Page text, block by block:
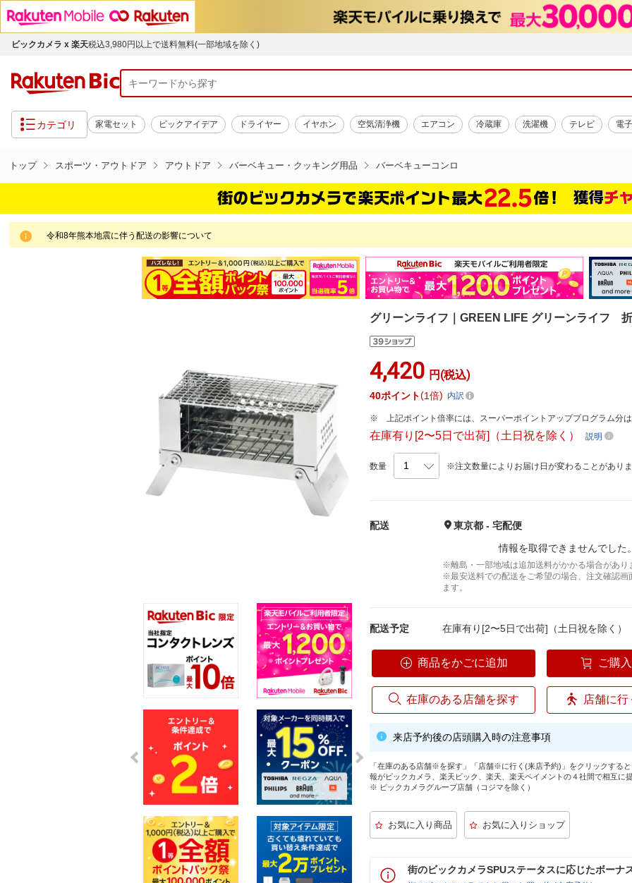
ビックカメラ x 楽天税込3,980円以上で送料無料(一部地域を除く)
カテゴリ 家電セット ビックアイデア ドライヤー イヤホン 空気清浄機 エアコン 冷蔵庫 洗濯機 テレビ 電
トップ スポーツ・アウトドア アウトドア バーベキュー・クッキング用品 バーベキューコンロ
令和8年熊本地震に伴う配送の影響について
グリーンライフ｜GREEN LIFE グリーンライフ
4,420 円(税込)
40ポイント 1倍 内訳
上記ポイント倍率には、スーパーポイントアッププログラム分
在庫有り[2〜5日で出荷]（土日祝を除く）説明
数量 ※注文数量によりお届け日が変わることがあり
配送
東京都 - 宅配便
情報を取得できませんでし
※離島・一部地域は追加送料がかかる場合があり
※最安送料での配送をご希望の場合、注文確認
ます。
配送予定 在庫有り[2〜5日で出荷]（土日祝を除く）
商品をかごに追加 ご購
在庫のある店舗を探す 店舗に
来店予約後の店頭購入時の注意事項
「在庫のある店舗※を探す」「店舗※に行く(来店予約)」をクリックする
報がビックカメラ、楽天ビック、楽天、楽天ペイメントの４社間で相互に
※ ビックカメラグループ店舗（コジマを除く）
街のビックカメラSPUステータスに応じたボーナ